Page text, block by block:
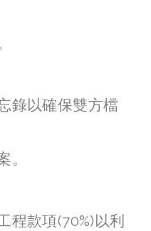
錄以確保雙方檔
。
程款項(70%)以利